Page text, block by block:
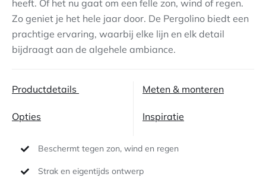
Contact
heeft. Of het nu gaat om een felle zon, wind of regen.
Zo geniet je het hele jaar door. De Pergolino biedt een
prachtige ervaring, waarbij elke lijn en elk detail
bijdraagt aan de algehele ambiance.
Productdetails
Opties
Meten & monteren
Inspiratie
Beschermt tegen zon, wind en regen
Strak en eigentijds ontwerp